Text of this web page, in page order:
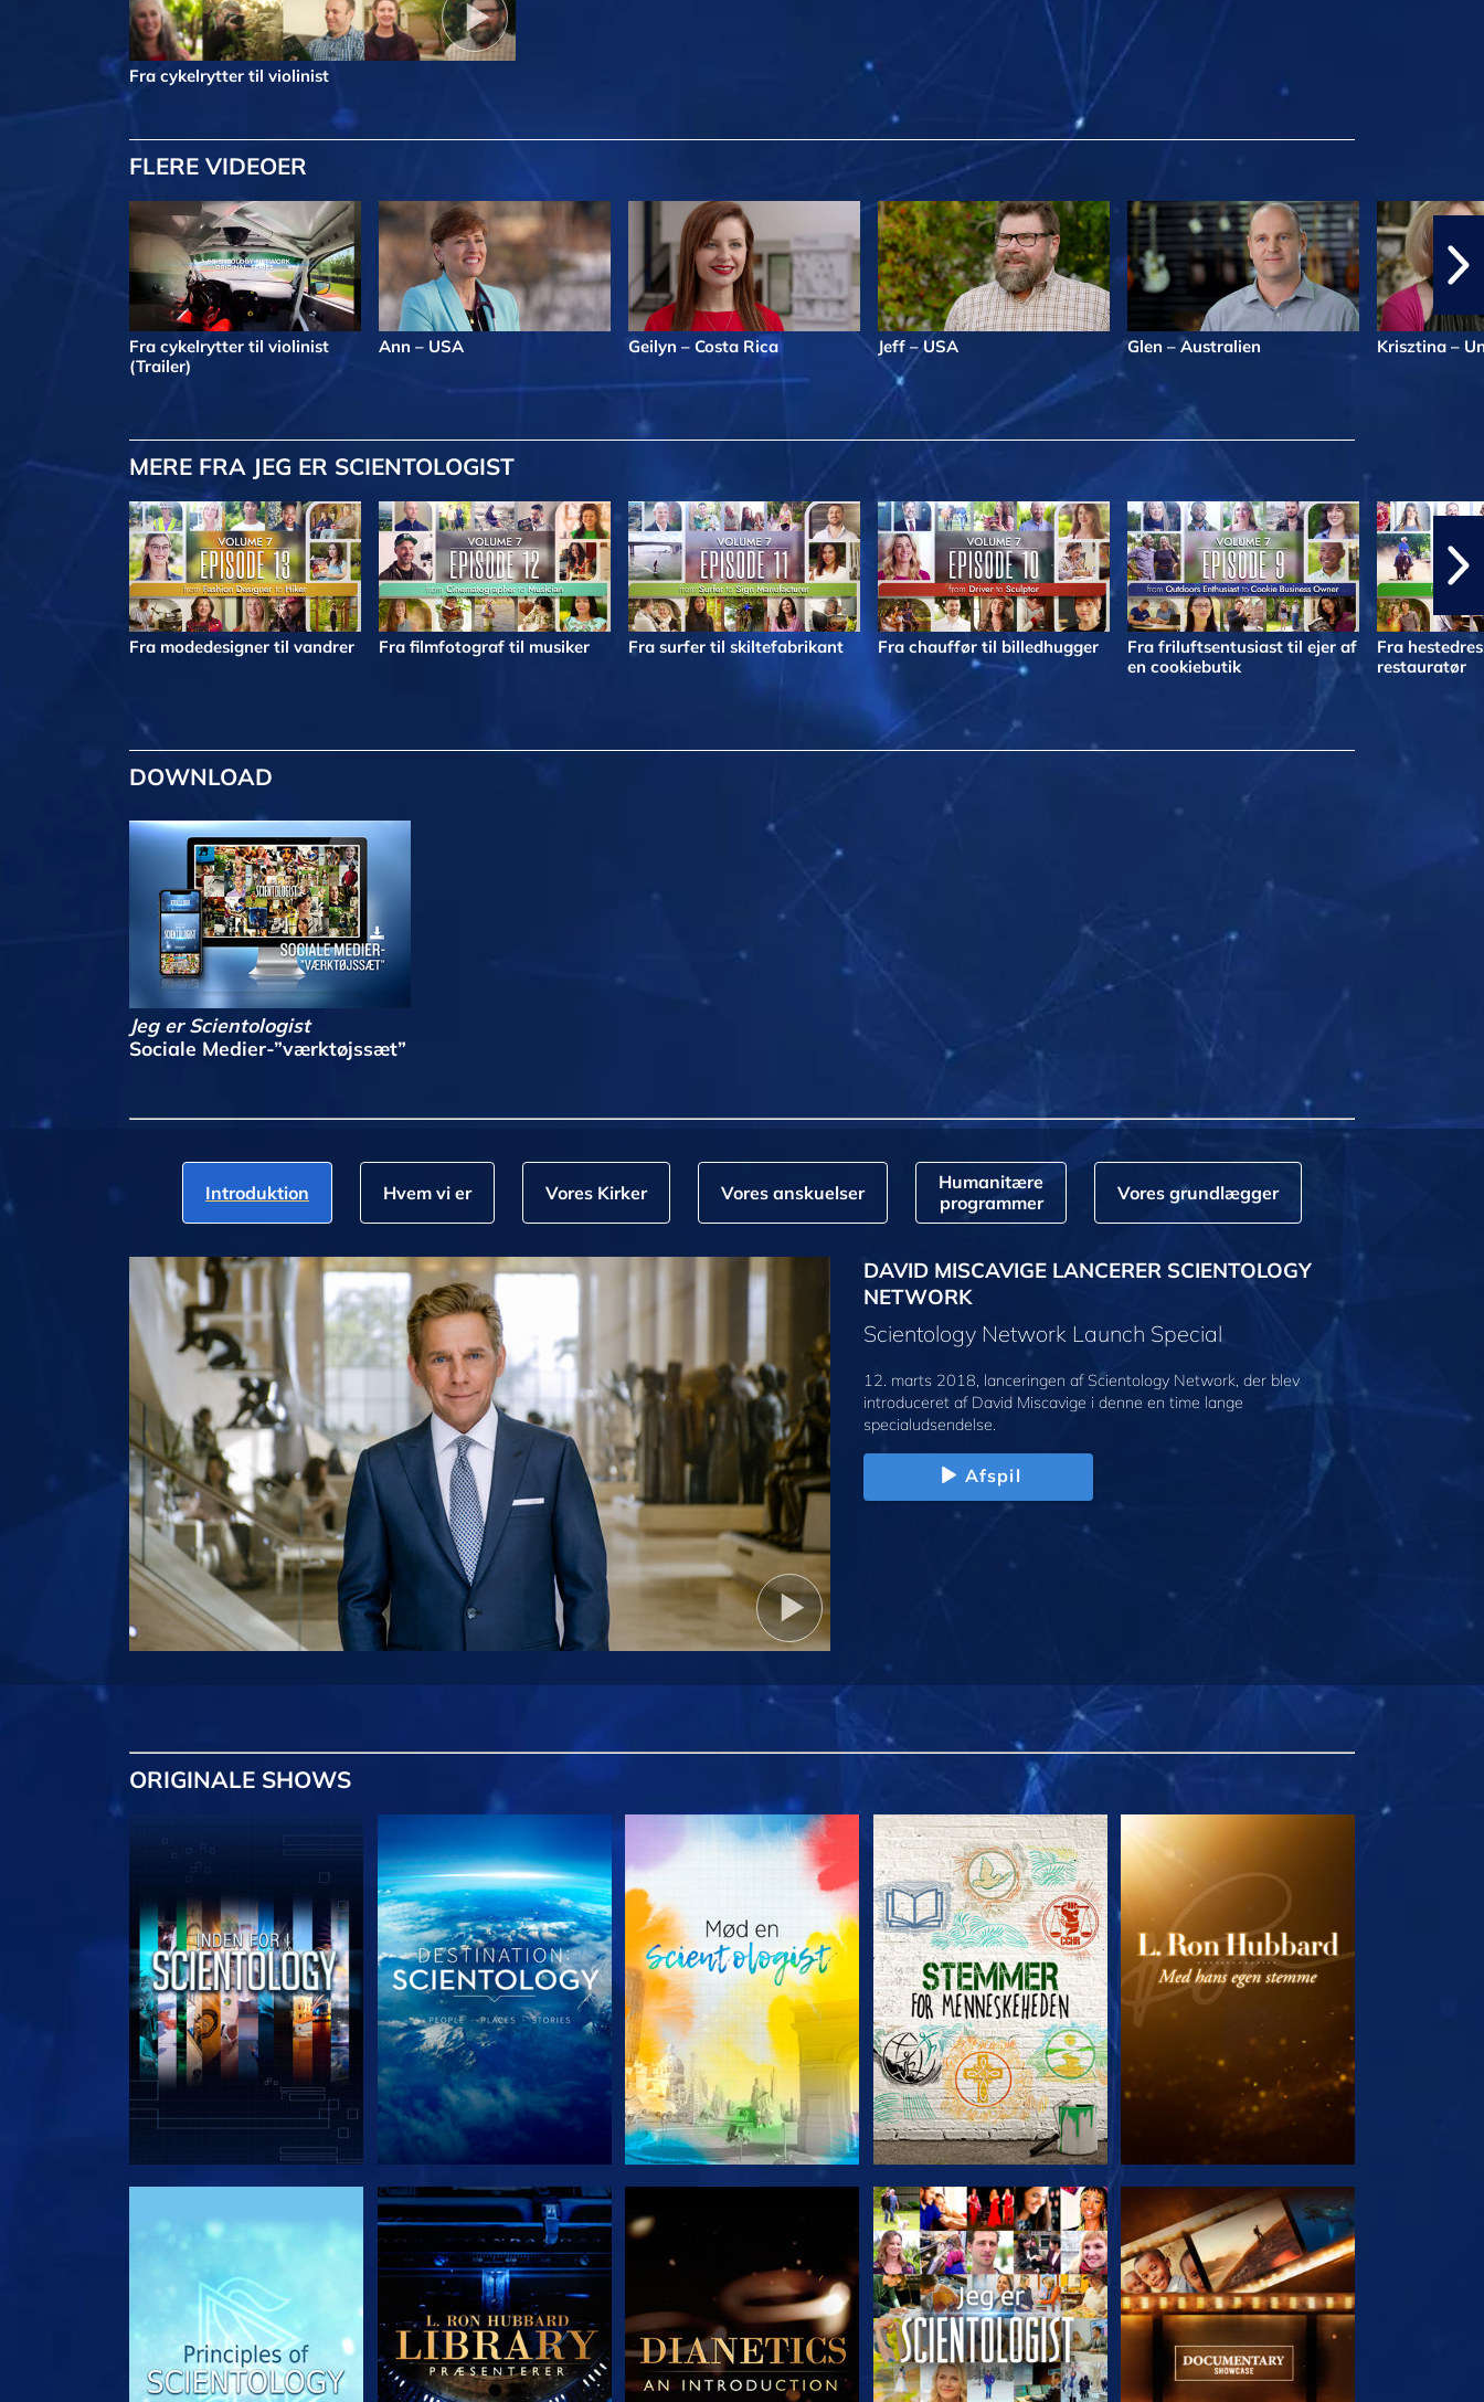
Fra cykelrytter til violinist
FLERE VIDEOER
Fra cykelrytter til violinist
(Trailer)
Ann – USA Geilyn – Costa Rica Jeff – USA Glen – Australien Krisztina –
MERE FRA JEG ER SCIENTOLOGIST
Fra modedesigner til vandrer Fra filmfotograf til musiker Fra surfer til skiltefabrikant Fra chauffør til billedhugger
Fra friluftsentusiast til ejer af
en cookiebutik
Fra
restauratør
DOWNLOAD
Jeg er Scientologist
Sociale Medier-”værktøjssæt”
Introduktion Hvem vi er Vores Kirker Vores anskuelser
Humanitære
programmer
Vores grundlægger
DAVID MISCAVIGE LANCERER SCIENTOLOGY
NETWORK
Scientology Network Launch Special
12. marts 2018, lanceringen af Scientology Network, der blev
introduceret af David Miscavige i denne en time lange
specialudsendelse.
Afspil
ORIGINALE SHOWS
UDFORSK SERIEN UDFORSK SERIEN UDFORSK SERIEN UDFORSK SERIEN UDFORSK SERIEN